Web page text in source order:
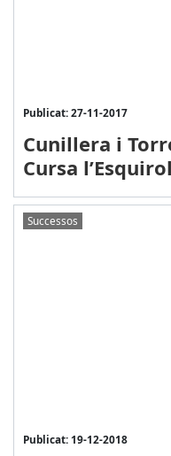
Publicat: 27-11-2017
Cunillera i
Cursa
Successos
Publicat: 19-12-2018